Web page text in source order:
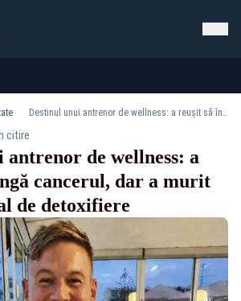
Destinul unui antrenor de wellness: a reușit să învingă cancerul, dar a murit după un ritual de detoxifiere
citire
antrenor de wellness: a
cancerul, dar a murit
de detoxifiere